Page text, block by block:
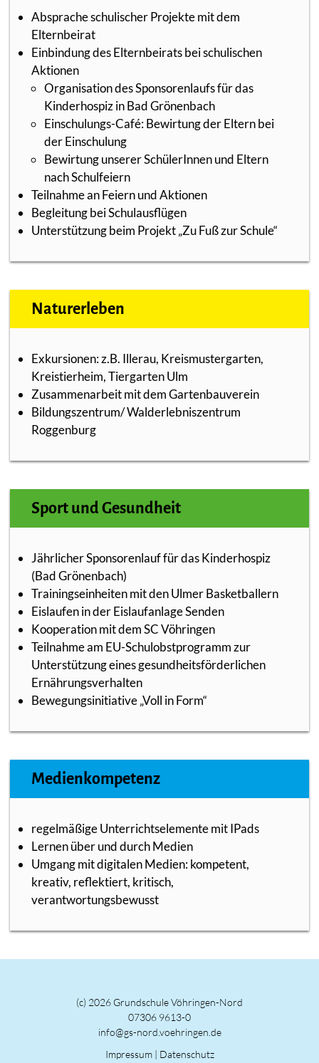
Absprache schulischer Projekte mit dem
Elternbeirat
Einbindung des Elternbeirats bei schulischen
Aktionen
Organisation des Sponsorenlaufs für das
Kinderhospiz in Bad Grönenbach
Einschulungs-Café: Bewirtung der Eltern bei
der Einschulung
Bewirtung unserer SchülerInnen und Eltern
nach Schulfeiern
Teilnahme an Feiern und Aktionen
Begleitung bei Schulausflügen
Unterstützung beim Projekt „Zu Fuß zur Schule“
Naturerleben
Exkursionen: z.B. Illerau, Kreismustergarten,
Kreistierheim, Tiergarten Ulm
Zusammenarbeit mit dem Gartenbauverein
Bildungszentrum/ Walderlebniszentrum
Roggenburg
Sport und Gesundheit
Jährlicher Sponsorenlauf für das Kinderhospiz
(Bad Grönenbach)
Trainingseinheiten mit den Ulmer Basketballern
Eislaufen in der Eislaufanlage Senden
Kooperation mit dem SC Vöhringen
Teilnahme am EU-Schulobstprogramm zur
Unterstützung eines gesundheitsförderlichen
Ernährungsverhalten
Bewegungsinitiative „Voll in Form“
Medienkompetenz
regelmäßige Unterrichtselemente mit IPads
Lernen über und durch Medien
Umgang mit digitalen Medien: kompetent,
kreativ, reflektiert, kritisch,
verantwortungsbewusst
(c) 2026 Grundschule Vöhringen-Nord
07306 9613-0
info@gs-nord.voehringen.de
Impressum| Datenschutz